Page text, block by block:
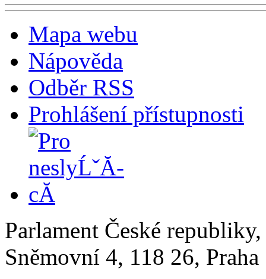
Mapa webu
Nápověda
Odběr RSS
Prohlášení přístupnosti
Parlament České
Sněmovní 4, 118 26,